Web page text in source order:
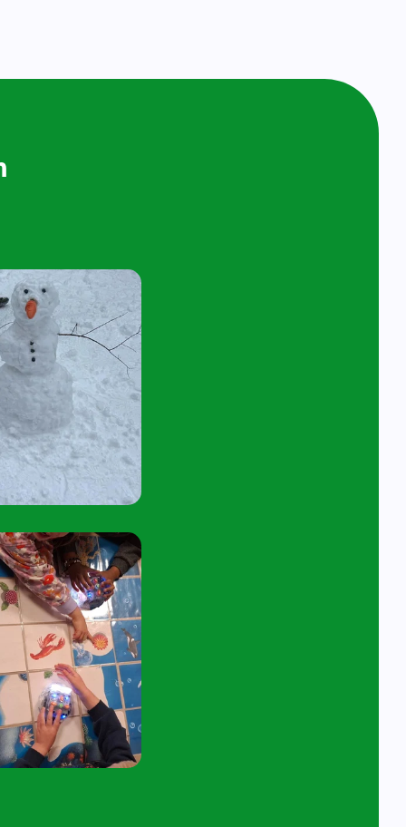
bij ons op
4 jaar en hun ouder/verzorger zijn van
kijk- en speelochtend op woensdag 7
een e-mail aan